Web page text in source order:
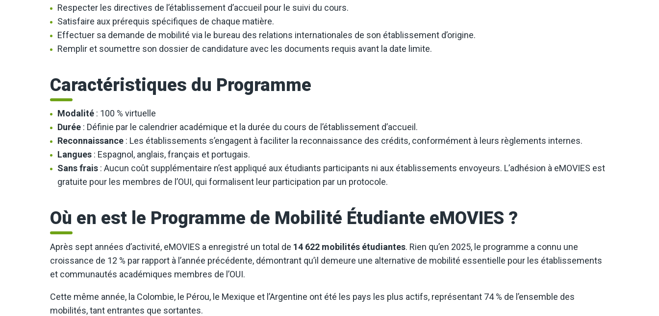
Respecter les directives de l’établissement d’accueil pour le suivi du cours.
Satisfaire aux prérequis spécifiques de chaque matière.
Effectuer sa demande de mobilité via le bureau des relations internationales de son établissement d’origine.
Remplir et soumettre son dossier de candidature avec les documents requis avant la date limite.
Caractéristiques du Programme
Modalité : 100 % virtuelle
Durée : Définie par le calendrier académique et la durée du cours de l’établissement d’accueil.
Reconnaissance : Les établissements s’engagent à faciliter la reconnaissance des crédits, conformément à leurs règlements internes.
Langues : Espagnol, anglais, français et portugais.
Sans frais : Aucun coût supplémentaire n’est appliqué aux étudiants participants ni aux établissements envoyeurs. L’adhésion à eMOVIES est
gratuite pour les membres de l’OUI, qui formalisent leur participation par un protocole.
Où en est le Programme de Mobilité Étudiante eMOVIES ?
Après sept années d’activité, eMOVIES a enregistré un total de 14 622 mobilités étudiantes. Rien qu’en 2025, le programme a connu une
croissance de 12 % par rapport à l’année précédente, démontrant qu’il demeure une alternative de mobilité essentielle pour les établissements
et communautés académiques membres de l’OUI.
Cette même année, la Colombie, le Pérou, le Mexique et l’Argentine ont été les pays les plus actifs, représentant 74 % de l’ensemble des
mobilités, tant entrantes que sortantes.